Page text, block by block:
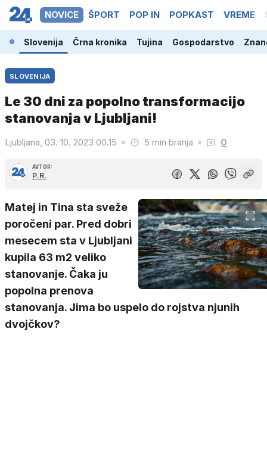
NOVICE ŠPORT POP IN POPKAST VREME
Slovenija Črna kronika Tujina Gospodarstvo
SLOVENIJA
Le 30 dni za popolno transformacijo
stanovanja v Ljubljani!
Ljubljana, 03. 10. 2023 00.15 5 min branja 0
AVTOR:
P.R.
Matej in Tina sta sveže
poročeni par. Pred dobri
mesecem sta v Ljubljani
kupila 63 m2 veliko
stanovanje. Čaka ju
popolna prenova
stanovanja. Jima bo uspelo do rojstva njunih
dvojčkov?